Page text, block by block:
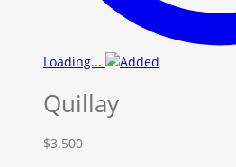
Loading...
Quillay
$3.500